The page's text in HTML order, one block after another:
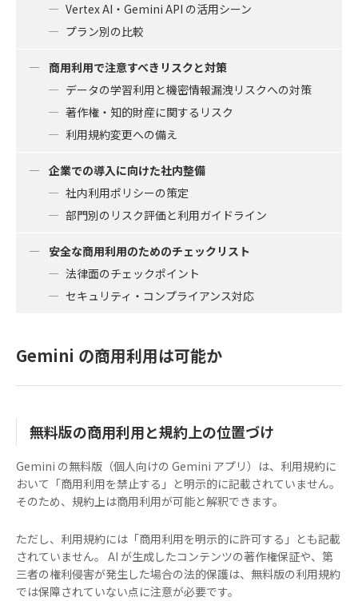
Vertex AI・Gemini API の活用シーン
プラン別の比較
商用利用で注意すべきリスクと対策
データの学習利用と機密情報漏洩リスクへの対策
著作権・知的財産に関するリスク
利用規約変更への備え
企業での導入に向けた社内整備
社内利用ポリシーの策定
部門別のリスク評価と利用ガイドライン
安全な商用利用のためのチェックリスト
法律面のチェックポイント
セキュリティ・コンプライアンス対応
Gemini の商用利用は可能か
無料版の商用利用と規約上の位置づけ
Gemini の無料版（個人向けの Gemini アプリ）は、利用規約に
おいて「商用利用を禁止する」と明示的に記載されていません。
そのため、規約上は商用利用が可能と解釈できます。
ただし、利用規約には「商用利用を明示的に許可する」とも記載
されていません。 AI が生成したコンテンツの著作権保証や、第
三者の権利侵害が発生した場合の法的保護は、無料版の利用規約
では保障されていない点に注意が必要です。